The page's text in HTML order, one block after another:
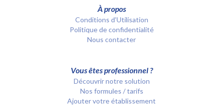
À propos
Conditions d’Utilisation
Politique de confidentialité
Nous contacter
Vous êtes professionnel ?
Découvrir notre solution
Nos formules / tarifs
Ajouter votre établissement